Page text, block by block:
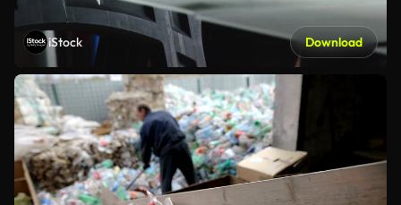
iStock Download